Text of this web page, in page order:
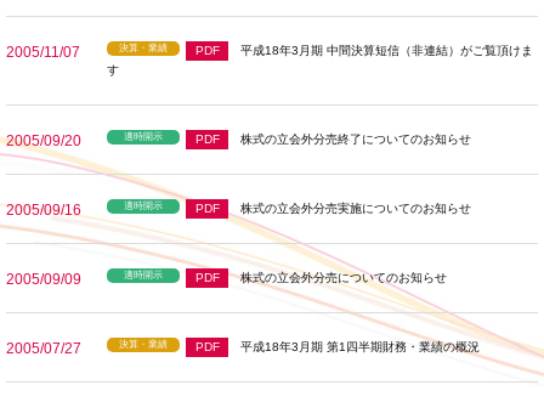
2005/11/07 決算・業績 PDF
平成18年3月期 中間決算短信（非連結）がご覧頂けま
す
2005/09/20 適時開示 PDF 株式の立会外分売終了についてのお知らせ
2005/09/16 適時開示 PDF 株式の立会外分売実施についてのお知らせ
2005/09/09 適時開示 PDF 株式の立会外分売についてのお知らせ
2005/07/27 決算・業績 PDF 平成18年3月期 第1四半期財務・業績の概況